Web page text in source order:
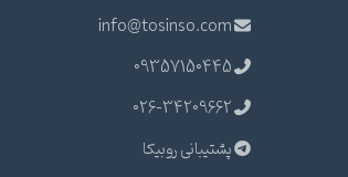
info@tosinso.com
09357150445
026-34209662
پشتیبانی روبیکا